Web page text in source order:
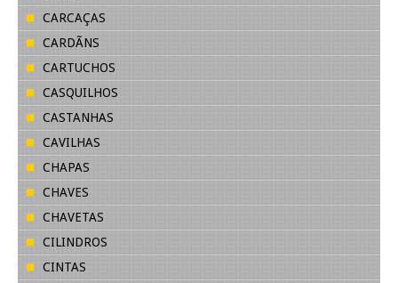
CARCAÇAS
CARDÃNS
CARTUCHOS
CASQUILHOS
CASTANHAS
CAVILHAS
CHAPAS
CHAVES
CHAVETAS
CILINDROS
CINTAS